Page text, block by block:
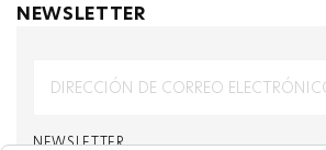
NEWSLETTER
NEWSLETTER